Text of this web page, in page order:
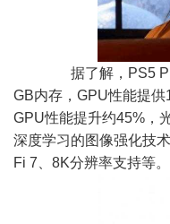
据了解，PS5
GB内存，GPU性能提
GPU性能提升约45%，
深度学习的图像强化技
Fi 7、8K分辨率支持等。